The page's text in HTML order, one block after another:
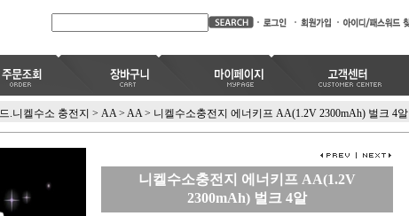
.니켈수소 충전지 > AA > AA > 니켈수소충전지 에너키프 AA(1.2V 2300mAh) 벌크 4알
니켈수소충전지 에너키프 AA(1.2V
2300mAh) 벌크 4알